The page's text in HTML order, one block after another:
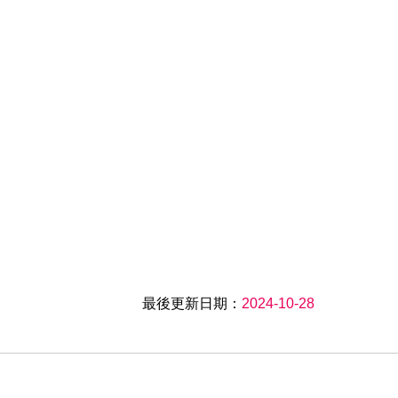
最後更新日期： 2024-10-28